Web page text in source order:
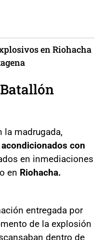
en Riohacha
la madrugada,
con
en inmediaciones
en Riohacha.
entregada por
de la explosión
dentro de